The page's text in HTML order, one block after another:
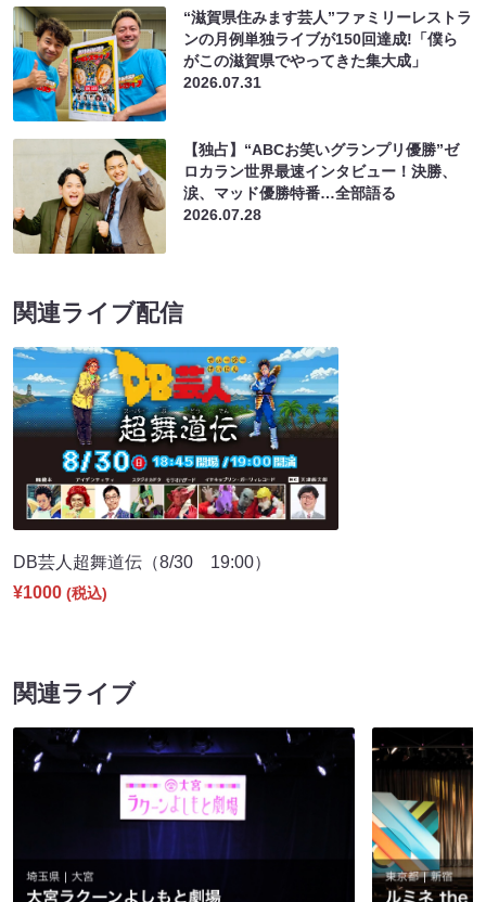
“滋賀県住みます芸人”ファミリーレストラ
ンの月例単独ライブが150回達成!「僕ら
がこの滋賀県でやってきた集大成」
2026.07.31
【独占】“ABCお笑いグランプリ優勝”ゼ
ロカラン世界最速インタビュー！決勝、
涙、マッド優勝特番…全部語る
2026.07.28
関連ライブ配信
DB芸人超舞道伝（8/30 19:00）
¥1000 (税込)
関連ライブ